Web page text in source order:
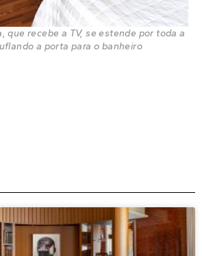
que recebe a TV, se estende por toda a
a porta para o banheiro